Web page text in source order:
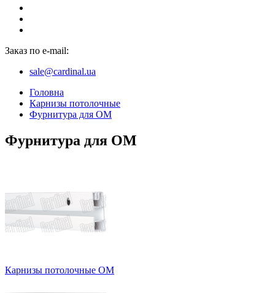
Заказ по e-mail:
sale@cardinal.ua
Головна
Карнизы потолочные
Фурнитура для ОМ
Фурнитура для ОМ
Карнизы потолочные ОМ